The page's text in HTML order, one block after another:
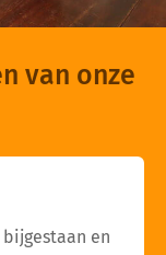
van onze
en